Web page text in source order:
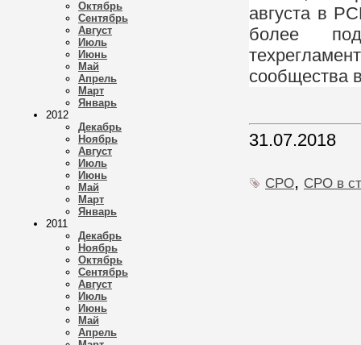
Октябрь
Сентябрь
Август
Июль
Июнь
Май
Апрель
Март
Январь
2012
Декабрь
Ноябрь
Август
Июль
Июнь
Май
Март
Январь
2011
Декабрь
Ноябрь
Октябрь
Сентябрь
Август
Июль
Июнь
Май
Апрель
августа в
более
сообщества
31.07.2018
СРО, СРО в